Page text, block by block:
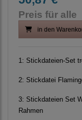
Preis für alle
in den
1: Stickdateien-Set
2: Stickdatei
3: Stickdateien Set
Rahmen